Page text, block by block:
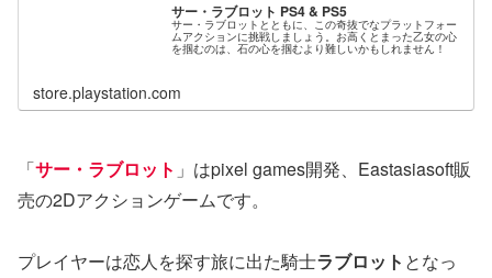
サー・ラブロット PS4 & PS5
サー・ラブロットとともに、この奇抜でなプラットフォー
ムアクションに挑戦しましょう。お高くとまった乙女の心
を掴むのは、石の心を掴むより難しいかもしれません！
store.playstation.com
「サー・ラブロット 」はpixel games開発、Eastasiasoft販
売の2Dアクションゲームです。
プレイヤーは恋人を探す旅に出た騎士ラブロット となっ